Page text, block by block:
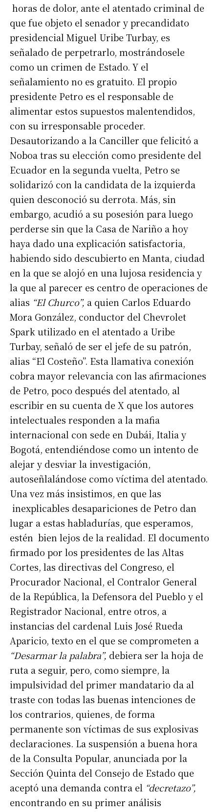
horas de dolor, ante el atentado criminal de
que fue objeto el senador y precandidato
presidencial Miguel Uribe Turbay, es
señalado de perpetrarlo, mostrándosele
como un crimen de Estado. Y el
señalamiento no es gratuito. El propio
presidente Petro es el responsable de
alimentar estos supuestos malentendidos,
con su irresponsable proceder.
Desautorizando a la Canciller que felicitó a
Noboa tras su elección como presidente del
Ecuador en la segunda vuelta, Petro se
solidarizó con la candidata de la izquierda
quien desconoció su derrota. Más, sin
embargo, acudió a su posesión para luego
perderse sin que la Casa de Nariño a hoy
haya dado una explicación satisfactoria,
habiendo sido descubierto en Manta, ciudad
en la que se alojó en una lujosa residencia y
la que al parecer es centro de operaciones de
alias “El Churco”, a quien Carlos Eduardo
Mora González, conductor del Chevrolet
Spark utilizado en el atentado a Uribe
Turbay, señaló de ser el jefe de su patrón,
alias “El Costeño”. Esta llamativa conexión
cobra mayor relevancia con las afirmaciones
de Petro, poco después del atentado, al
escribir en su cuenta de X que los autores
intelectuales responden a la mafia
internacional con sede en Dubái, Italia y
Bogotá, entendiéndose como un intento de
alejar y desviar la investigación,
autoseñlalándose como víctima del atentado.
Una vez más insistimos, en que las
inexplicables desapariciones de Petro dan
lugar a estas habladurías, que esperamos,
estén bien lejos de la realidad. El documento
firmado por los presidentes de las Altas
Cortes, las directivas del Congreso, el
Procurador Nacional, el Contralor General
de la República, la Defensora del Pueblo y el
Registrador Nacional, entre otros, a
instancias del cardenal Luis José Rueda
Aparicio, texto en el que se comprometen a
“Desarmar la palabra”, debiera ser la hoja de
ruta a seguir, pero, como siempre, la
impulsividad del primer mandatario da al
traste con todas las buenas intenciones de
los contrarios, quienes, de forma
permanente son víctimas de sus explosivas
declaraciones. La suspensión a buena hora
de la Consulta Popular, anunciada por la
Sección Quinta del Consejo de Estado que
aceptó una demanda contra el “decretazo”,
encontrando en su primer análisis